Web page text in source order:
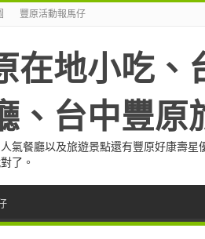
豐原活動報馬仔
在地小吃、
、台中豐原
氣餐廳以及旅遊景點還有豐原好康壽星
了。